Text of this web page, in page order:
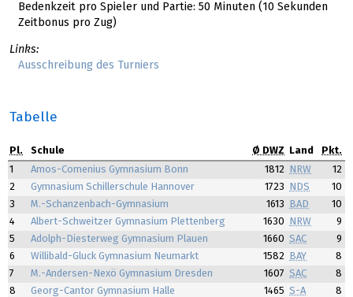
Bedenkzeit pro Spieler und Partie: 50 Minuten (10 Sekunden
Zeitbonus pro Zug)
Links:
Ausschreibung des Turniers
Tabelle
Pl. Schule Ø DWZ Land
Pkt.
1
Amos-Comenius Gymnasium Bonn 1812 NRW
12
2
Gymnasium Schillerschule Hannover 1723 NDS
10
3
M.-Schanzenbach-Gymnasium 1613 BAD
10
4
Albert-Schweitzer Gymnasium Plettenberg 1630 NRW
9
5
Adolph-Diesterweg Gymnasium Plauen 1660 SAC
9
6
Willibald-Gluck Gymnasium Neumarkt 1582 BAY
8
7
M.-Andersen-Nexö Gymnasium Dresden 1607 SAC
8
8
Georg-Cantor Gymnasium Halle 1465 S-A
8